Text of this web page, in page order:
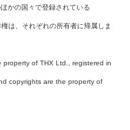
かの国々で登録されている
は、それぞれの所有者に帰属しま
of THX Ltd., registered in
copyrights are the property of